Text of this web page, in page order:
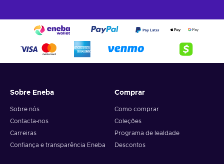
Sobre Eneba
Sobre nós
Contacta-nos
Carreiras
Confiança e transparência Eneba
Comprar
Como comprar
Coleções
Programa de lealdade
Descontos